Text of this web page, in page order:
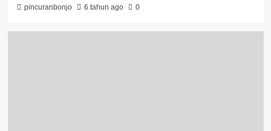
pincuranbonjo 6 tahun ago 0